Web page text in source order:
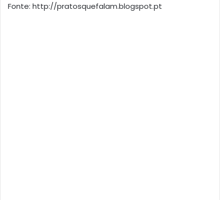
Fonte: http://pratosquefalam.blogspot.pt